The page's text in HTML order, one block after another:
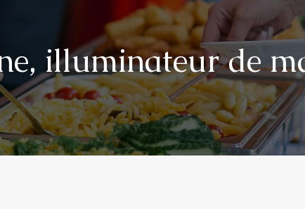
illuminateur de